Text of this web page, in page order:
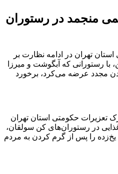
منجمد در رستوران
تهران در ادامه نظارت بر
رستورانی که آبگوشت و میرزا
مجدد عرضه می‌کرد، برخورد
تعزیرات حکومتی استان تهران
در رستوران‌های کن سولقان،
را پس از گرم کردن به مردم